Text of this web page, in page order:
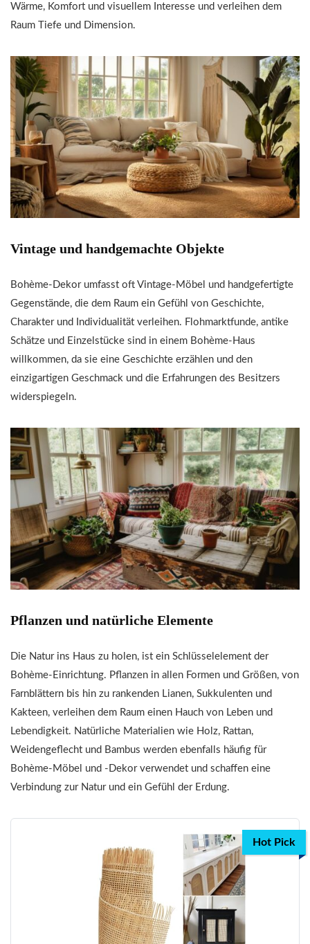
Wärme, Komfort und visuellem Interesse und verleihen dem
Raum Tiefe und Dimension.
Vintage und handgemachte Objekte
Bohème-Dekor umfasst oft Vintage-Möbel und handgefertigte
Gegenstände, die dem Raum ein Gefühl von Geschichte,
Charakter und Individualität verleihen. Flohmarktfunde, antike
Schätze und Einzelstücke sind in einem Bohème-Haus
willkommen, da sie eine Geschichte erzählen und den
einzigartigen Geschmack und die Erfahrungen des Besitzers
widerspiegeln.
Pflanzen und natürliche Elemente
Die Natur ins Haus zu holen, ist ein Schlüsselelement der
Bohème-Einrichtung. Pflanzen in allen Formen und Größen, von
Farnblättern bis hin zu rankenden Lianen, Sukkulenten und
Kakteen, verleihen dem Raum einen Hauch von Leben und
Lebendigkeit. Natürliche Materialien wie Holz, Rattan,
Weidengeflecht und Bambus werden ebenfalls häufig für
Bohème-Möbel und -Dekor verwendet und schaffen eine
Verbindung zur Natur und ein Gefühl der Erdung.
Hot Pick